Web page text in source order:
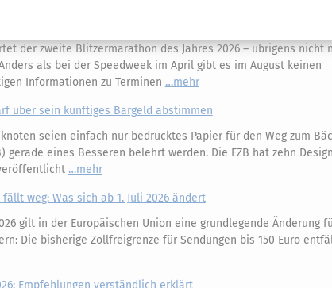
Bußgelder & Strafen
der zweite Blitzermarathon des Jahres 2026 – übrigens nicht
als bei der Speedweek im April gibt es im August keinen
Informationen zu Terminen
mehr
über sein künftiges Bargeld abstimmen
seien einfach nur bedrucktes Papier für den Weg zum
gerade eines Besseren belehrt werden. Die EZB hat zehn
mehr
weg: Was sich ab 1. Juli 2026 ändert
gilt in der Europäischen Union eine grundlegende Änderung
Die bisherige Zollfreigrenze für Sendungen bis 150 Euro
Empfehlungen verständlich erklärt